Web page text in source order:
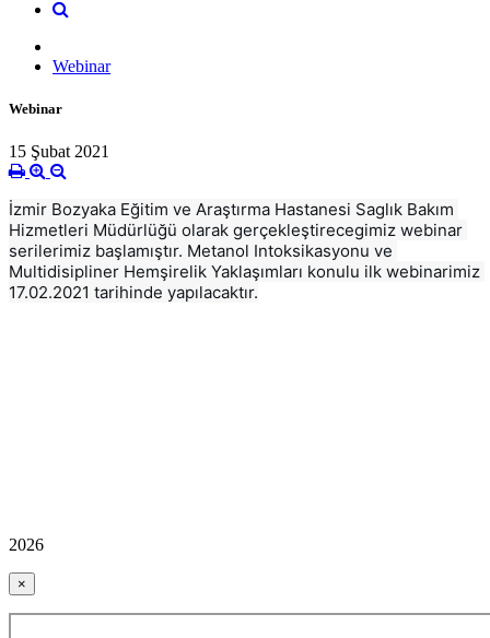
Webinar
Webinar
15 Şubat 2021
İzmir Bozyaka Eğitim ve Araştırma Hastanesi Saglık Bakım
Hizmetleri Müdürlüğü olarak gerçekleştirecegimiz webinar
serilerimiz başlamıştır. Metanol Intoksikasyonu ve
Multidisipliner Hemşirelik Yaklaşımları konulu ilk webinarimiz
17.02.2021 tarihinde yapılacaktır.
2026
×